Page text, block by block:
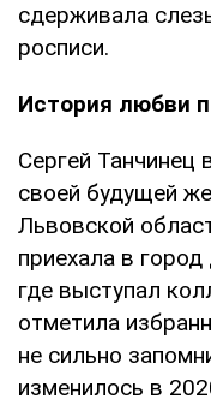
сдерживала
росписи.
История любви
Сергей Танчинец
своей будущей
Львовской
приехала в
где выступал
отметила
не сильно
изменилось в